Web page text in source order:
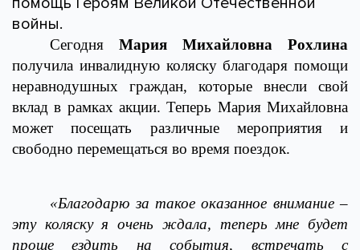
войны.
СегодняМария Михайловна Рохлина
получила инвалидную коляску благодаря помощи
неравнодушных граждан, которые внесли свой
вклад в рамках акции. Теперь Мария Михайловна
может посещать различные мероприятия и
свободно перемещаться во время поездок.
«Благодарю за такое оказанное внимание –
эту коляску я очень ждала, теперь мне будет
проще ездить на события, встречать с